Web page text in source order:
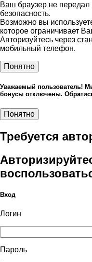
Ваш браузер не
безопасность.
Возможно вы
которое ограничивает
Авторизуйтесь через
мобильный телефон.
Понятно
Уважаемый пользователь!
бонусы отключены.
Понятно
Требуется
Вход
Логин
Пароль